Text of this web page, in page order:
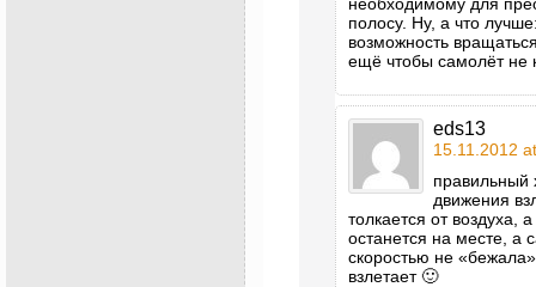
полосу. Ну, а что
возможность
ещё чтобы самолёт не
eds13
15.11.2012
правильный
движения
толкается от воздуха,
останется на месте, а
скоростью не
взлетает 🙂